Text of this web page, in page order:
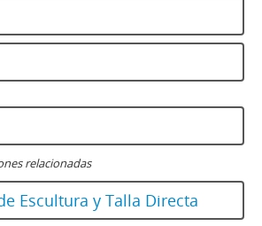
relacionadas
Escultura y Talla Directa